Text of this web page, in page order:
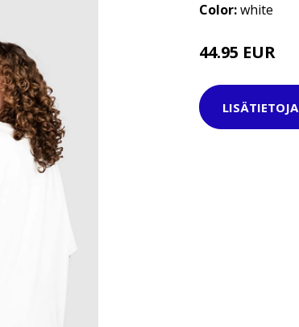
Color:white
44.95 EUR
LISÄTIETOJA